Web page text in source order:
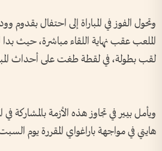
وتحول الفوز في المباراة إلى احتفال
الملعب عقب نهاية اللقاء مباشرة، حيث بدا
لقب بطولة، في لقطة طغت على أحداث
ويأمل بيير في تجاوز هذه الأزمة بالمشاركة في
هايتي في مواجهة باراغواي المقررة يوم